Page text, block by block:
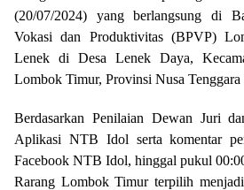
(20/07/2024) yang berlangsung di
Vokasi dan Produktivitas (BPVP)
Lenek di Desa Lenek Daya,
Lombok Timur, Provinsi Nusa Tenggara
Berdasarkan Penilaian Dewan Juri
Aplikasi NTB Idol serta komentar
Facebook NTB Idol, hinggal pukul
Rarang Lombok Timur terpilih